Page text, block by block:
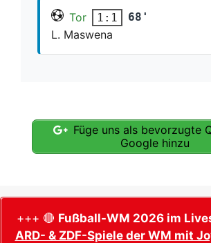
Tor 1:1 68'
L. Maswena
Füge uns als bevorzugte
Google hinzu
+++ 🔴 Fußball-WM 2026 im
ARD- & ZDF-Spiele der WM mit